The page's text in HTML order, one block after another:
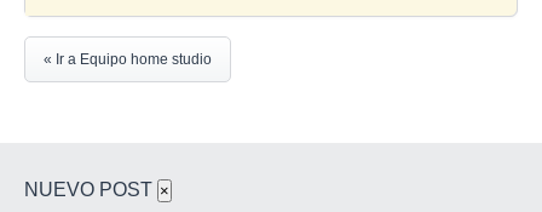
« Ir a Equipo home studio
NUEVO POST ×